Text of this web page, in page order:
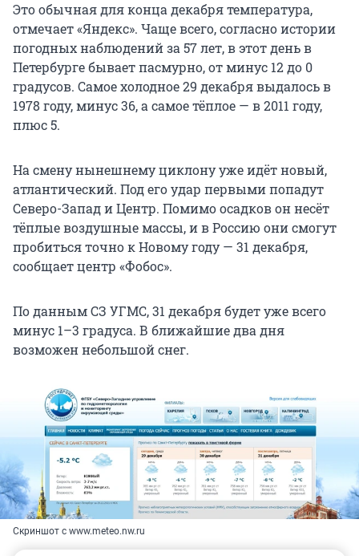
Это обычная для конца декабря температура,
отмечает «Яндекс». Чаще всего, согласно истории
погодных наблюдений за 57 лет, в этот день в
Петербурге бывает паcмурно, от минус 12 до 0
градусов. Самое холодное 29 декабря выдалось в
1978 году, минус 36, а самое тёплое — в 2011 году,
плюс 5.
На смену нынешнему циклону уже идёт новый,
атлантический. Под его удар первыми попадут
Северо-Запад и Центр. Помимо осадков он несёт
тёплые воздушные массы, и в Россию они смогут
пробиться точно к Новому году — 31 декабря,
сообщает центр «Фобос».
По данным СЗ УГМС, 31 декабря будет уже всего
минус 1–3 градуса. В ближайшие два дня
возможен небольшой снег.
Скриншот с www.meteo.nw.ru